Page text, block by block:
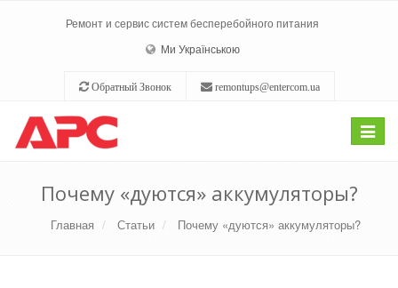
Ремонт и сервис систем бесперебойного питания
Ми Українською
Обратный Звонок remontups@entercom.ua
Toggle
Почему «дуются» аккумуляторы?
Главная Статьи Почему «дуются» аккумуляторы?